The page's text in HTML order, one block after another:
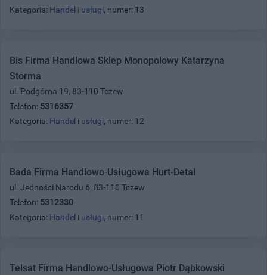
Kategoria: Handel i usługi, numer: 13
Bis Firma Handlowa Sklep Monopolowy Katarzyna
Storma
ul. Podgórna 19, 83-110 Tczew
Telefon: 5316357
Kategoria: Handel i usługi, numer: 12
Bada Firma Handlowo-Usługowa Hurt-Detal
ul. Jedności Narodu 6, 83-110 Tczew
Telefon: 5312330
Kategoria: Handel i usługi, numer: 11
Telsat Firma Handlowo-Usługowa Piotr Dąbkowski